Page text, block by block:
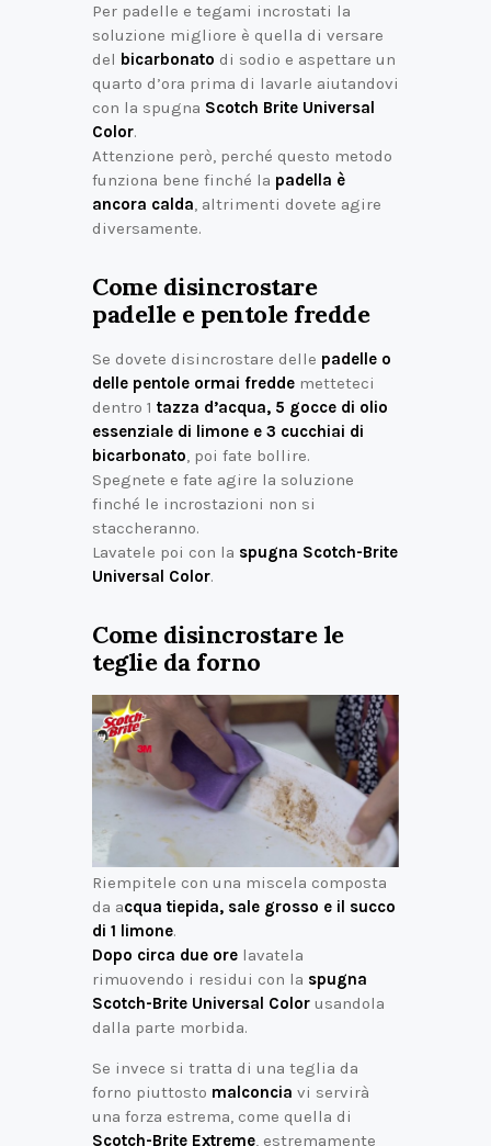
Per padelle e tegami incrostati la
soluzione migliore è quella di versare
del bicarbonato di sodio e aspettare un
quarto d’ora prima di lavarle aiutandovi
con la spugna Scotch Brite Universal
Color.
Attenzione però, perché questo metodo
funziona bene finché la padella è
ancora calda, altrimenti dovete agire
diversamente.
Come disincrostare
padelle e pentole fredde
Se dovete disincrostare delle padelle o
delle pentole ormai fredde metteteci
dentro 1 tazza d’acqua, 5 gocce di olio
essenziale di limone e 3 cucchiai di
bicarbonato, poi fate bollire.
Spegnete e fate agire la soluzione
finché le incrostazioni non si
staccheranno.
Lavatele poi con la spugna Scotch-Brite
Universal Color.
Come disincrostare le
teglie da forno
Riempitele con una miscela composta
da acqua tiepida, sale grosso e il succo
di 1 limone.
Dopo circa due ore lavatela
rimuovendo i residui con la spugna
Scotch-Brite Universal Color usandola
dalla parte morbida.
Se invece si tratta di una teglia da
forno piuttosto malconcia vi servirà
una forza estrema, come quella di
Scotch-Brite Extreme, estremamente